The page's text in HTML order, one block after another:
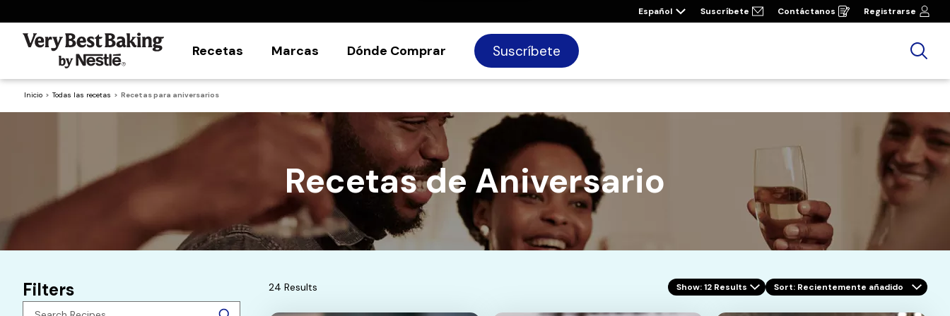
Español Suscríbete Contáctanos
Opens
in
Registrarse
Recetas Marcas Dónde Comprar Suscríbete
Inicio Todas las recetas Recetas para aniversarios
Recetas de Aniversario
Filters 24 Results Show: 12 Results Sort: Recientemente añadido